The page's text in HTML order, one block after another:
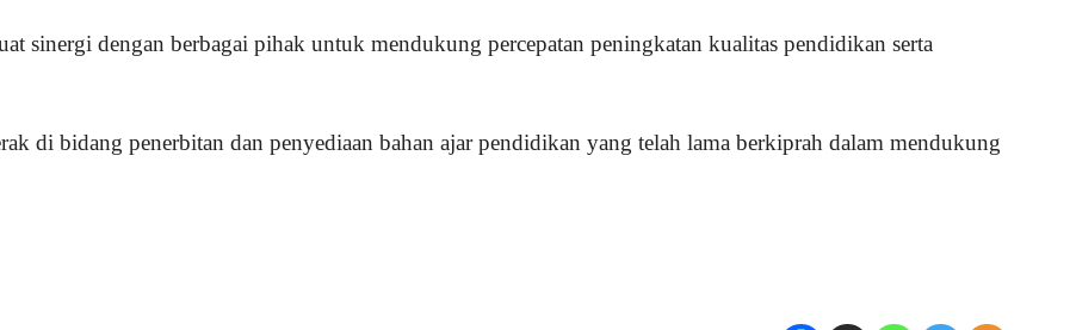
sinergi dengan berbagai pihak untuk mendukung percepatan peningkatan kualitas pendidikan serta
di bidang penerbitan dan penyediaan bahan ajar pendidikan yang telah lama berkiprah dalam mendukung